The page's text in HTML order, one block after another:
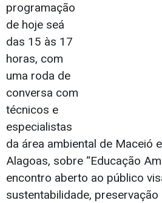
programação
de hoje seá
das 15 às 17
horas, com
uma roda de
conversa com
técnicos e
especialistas
da área ambiental de Maceió
Alagoas, sobre “Educação
encontro aberto ao público
sustentabilidade, preservação